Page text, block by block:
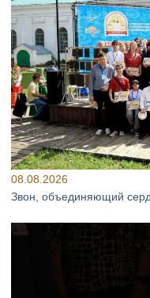
08.08.2026
Звон, объединяющий